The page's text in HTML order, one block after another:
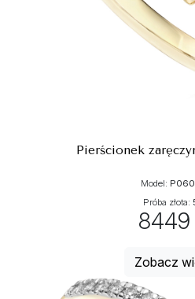
Pierścionek
Model:
Próba złota:
8449
Zobacz